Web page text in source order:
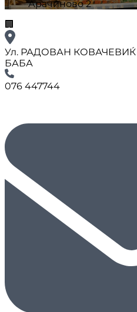
Арачиново 2
🏢
Ул. РАДОВАН КОВАЧЕВИЌ
БАБА
076 447744